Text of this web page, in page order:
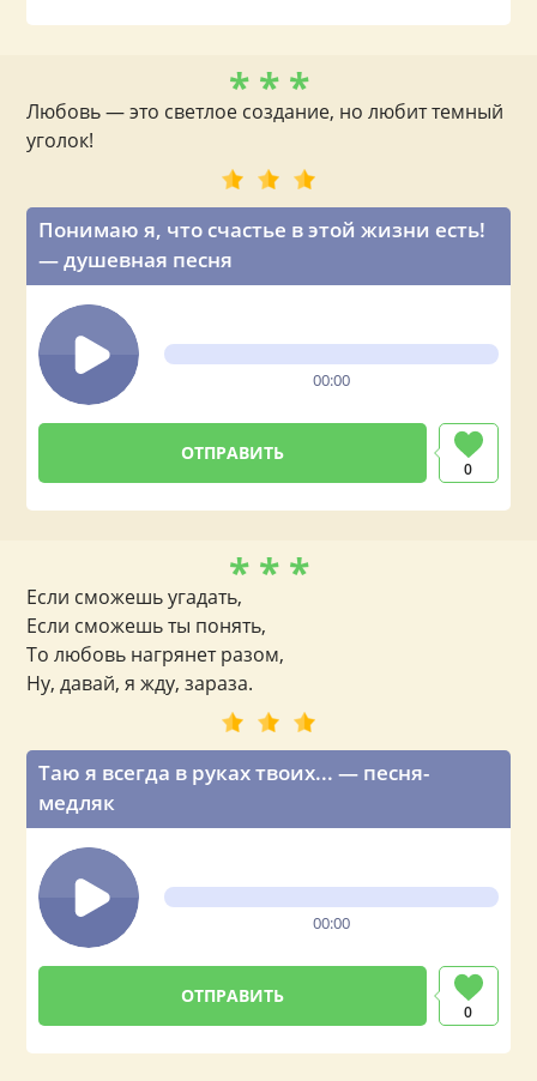
Понимаю я, что счастье в этой жизни есть!
— душевная песня
00:00
0
* * *
Любовь — это светлое создание, но любит темный
уголок!
Таю я всегда в руках твоих... — песня-
медляк
00:00
0
* * *
Если сможешь угадать,
Если сможешь ты понять,
То любовь нагрянет разом,
Ну, давай, я жду, зараза.